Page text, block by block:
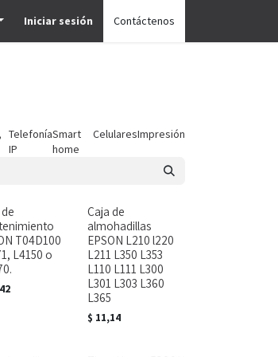
Iniciar sesión Contáctenos
Telefonía
IP
Smart
home
CelularesImpresión
T04D100
L4150 o
Caja de
almohadillas
EPSON L210 l220
L211 L350 L353
L110 L111 L300
L301 L303 L360
L365
$ 11,14